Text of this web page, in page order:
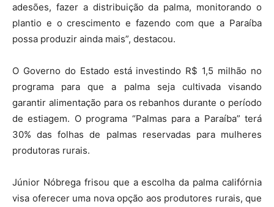
adesões, fazer a distribuição da palma, monitorando o
plantio e o crescimento e fazendo com que a Paraíba
possa produzir ainda mais”, destacou.
O Governo do Estado está investindo R$ 1,5 milhão no
programa para que a palma seja cultivada visando
garantir alimentação para os rebanhos durante o período
de estiagem. O programa “Palmas para a Paraíba” terá
30% das folhas de palmas reservadas para mulheres
produtoras rurais.
Júnior Nóbrega frisou que a escolha da palma califórnia
visa oferecer uma nova opção aos produtores rurais, que